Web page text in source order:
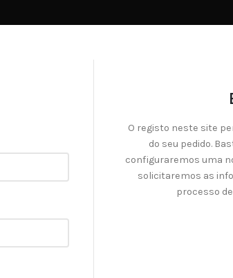
O registo neste site
do seu pedido.
configuraremos uma
solicitaremos as
processo